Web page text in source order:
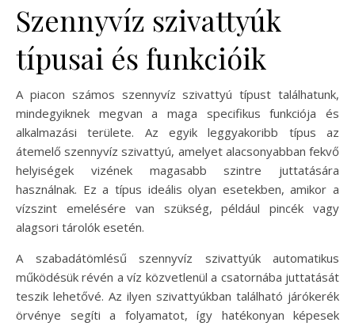
Szennyvíz szivattyúk
típusai és funkcióik
A piacon számos szennyvíz szivattyú típust találhatunk,
mindegyiknek megvan a maga specifikus funkciója és
alkalmazási területe. Az egyik leggyakoribb típus az
átemelő szennyvíz szivattyú, amelyet alacsonyabban fekvő
helyiségek vizének magasabb szintre juttatására
használnak. Ez a típus ideális olyan esetekben, amikor a
vízszint emelésére van szükség, például pincék vagy
alagsori tárolók esetén.
A szabadátömlésű szennyvíz szivattyúk automatikus
működésük révén a víz közvetlenül a csatornába juttatását
teszik lehetővé. Az ilyen szivattyúkban található járókerék
örvénye segíti a folyamatot, így hatékonyan képesek